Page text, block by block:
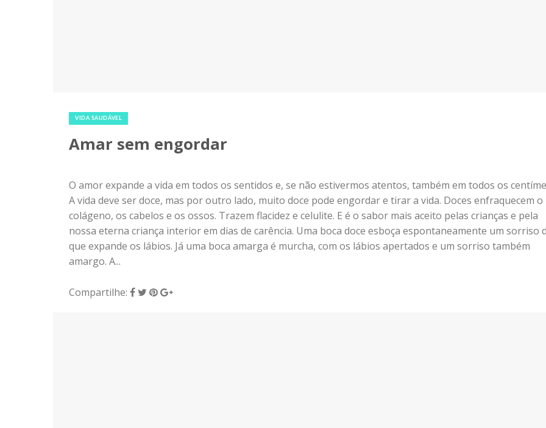
VIDA SAUDÁVEL
Amar sem engordar
O amor expande a vida em todos os sentidos e, se não estivermos atentos, também em todos os
A vida deve ser doce, mas por outro lado, muito doce pode engordar e tirar a vida. Doces enfraquecem o
colágeno, os cabelos e os ossos. Trazem flacidez e celulite. E é o sabor mais aceito pelas crianças e pela
nossa eterna criança interior em dias de carência. Uma boca doce esboça espontaneamente um sorriso
que expande os lábios. Já uma boca amarga é murcha, com os lábios apertados e um sorriso também
amargo. A...
Compartilhe: